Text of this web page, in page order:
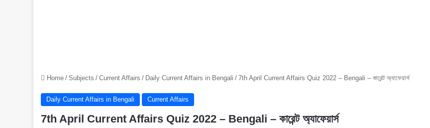
Home / Subjects / Current Affairs / Daily Current Affairs in Bengali / 7th April Current Affairs Quiz 2022 – Bengali – কারেন্ট অ্যাফেয়ার্স
Daily Current Affairs in Bengali Current Affairs
7th April Current Affairs Quiz 2022 – Bengali – কারেন্ট অ্যাফেয়ার্স